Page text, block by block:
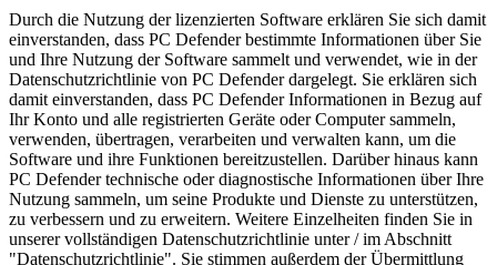
Durch die Nutzung der lizenzierten Software erklären Sie sich damit
einverstanden, dass PC Defender bestimmte Informationen über Sie
und Ihre Nutzung der Software sammelt und verwendet, wie in der
Datenschutzrichtlinie von PC Defender dargelegt. Sie erklären sich
damit einverstanden, dass PC Defender Informationen in Bezug auf
Ihr Konto und alle registrierten Geräte oder Computer sammeln,
verwenden, übertragen, verarbeiten und verwalten kann, um die
Software und ihre Funktionen bereitzustellen. Darüber hinaus kann
PC Defender technische oder diagnostische Informationen über Ihre
Nutzung sammeln, um seine Produkte und Dienste zu unterstützen,
zu verbessern und zu erweitern. Weitere Einzelheiten finden Sie in
unserer vollständigen Datenschutzrichtlinie unter / im Abschnitt
"Datenschutzrichtlinie". Sie stimmen außerdem der Übermittlung